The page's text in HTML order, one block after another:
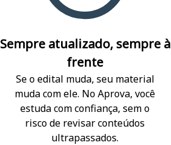
Sempre atualizado, sempre à
frente
Se o edital muda, seu material
muda com ele. No Aprova, você
estuda com confiança, sem o
risco de revisar conteúdos
ultrapassados.